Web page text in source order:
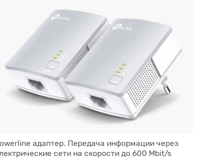
адаптер. Передача информации через
сети на скорости до 600 Mbit/s